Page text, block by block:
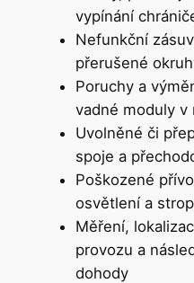
vypínání
Nefunkční
přerušené
Poruchy a
vadné moduly v
Uvolněné či
spoje a
Poškozené
osvětlení a
Měření,
provozu a
dohody